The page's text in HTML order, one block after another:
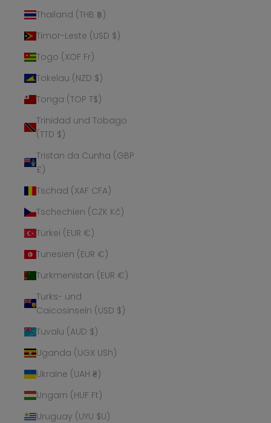
Thailand (THB ฿)
Timor-Leste (USD $)
Togo (XOF Fr)
Tokelau (NZD $)
Tonga (TOP T$)
Trinidad und Tobago
(TTD $)
Tristan da Cunha (GBP
£)
Tschad (XAF CFA)
Tschechien (CZK Kč)
Türkei (EUR €)
Tunesien (EUR €)
Turkmenistan (EUR €)
Turks- und
Caicosinseln (USD $)
Tuvalu (AUD $)
Uganda (UGX USh)
Ukraine (UAH ₴)
Ungarn (HUF Ft)
Uruguay (UYU $U)